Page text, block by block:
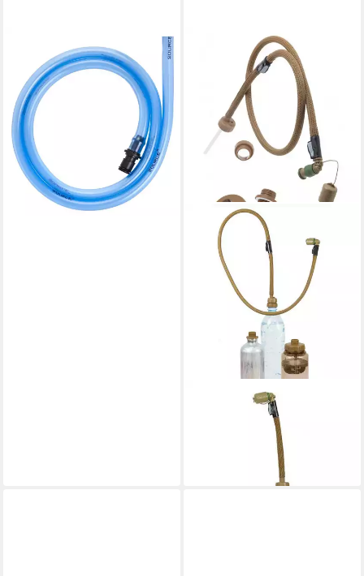
Trinksystem Ersatz
Trinkschlauch 250ETS
passend für SQC, QMT
21,99 €
lieferbar - in 2-3 Werktagen bei dir
Trinksystem Convertube
lieferbar - in 2-3 Werktagen bei dir